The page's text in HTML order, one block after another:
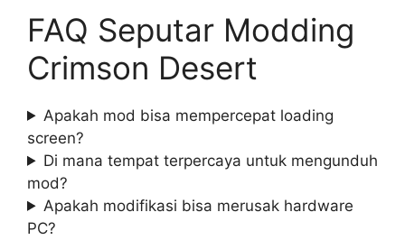
FAQ Seputar Modding
Crimson Desert
Apakah mod bisa mempercepat loading
screen?
Di mana tempat terpercaya untuk mengunduh
mod?
Apakah modifikasi bisa merusak hardware
PC?